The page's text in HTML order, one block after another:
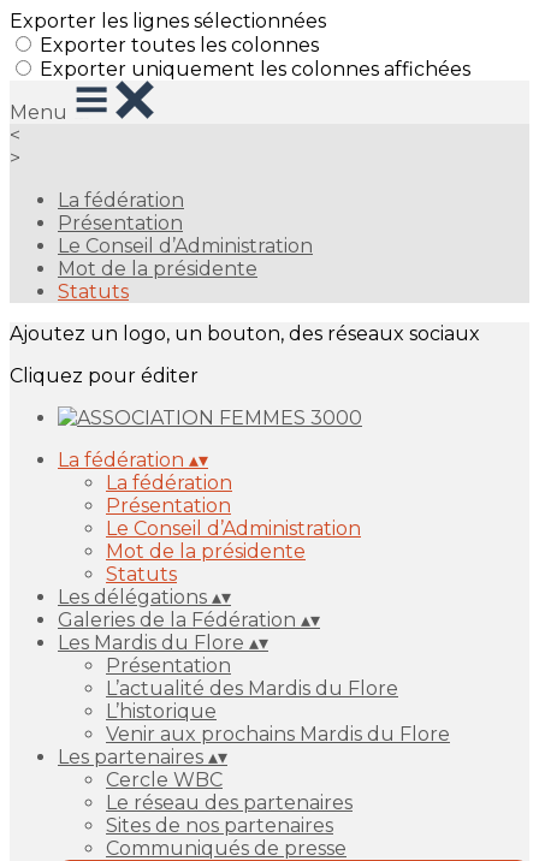
Exporter les lignes sélectionnées
Exporter toutes les colonnes
Exporter uniquement les colonnes affichées
Menu
<
>
La fédération
Présentation
Le Conseil d’Administration
Mot de la présidente
Statuts
Ajoutez un logo, un bouton, des réseaux sociaux
Cliquez pour éditer
La fédération ▴▾
La fédération
Présentation
Le Conseil d’Administration
Mot de la présidente
Statuts
Les délégations ▴▾
Galeries de la Fédération ▴▾
Les Mardis du Flore ▴▾
Présentation
L’actualité des Mardis du Flore
L’historique
Venir aux prochains Mardis du Flore
Les partenaires ▴▾
Cercle WBC
Le réseau des partenaires
Sites de nos partenaires
Communiqués de presse